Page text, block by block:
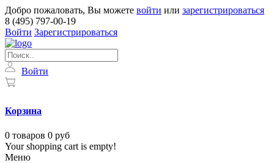
Добро пожаловать, Вы можете войти или зарегистрироваться
8 (495) 797-00-19
Войти Зарегистрироваться
Войти
Корзина
0 товаров 0 руб
Your shopping cart is empty!
Меню